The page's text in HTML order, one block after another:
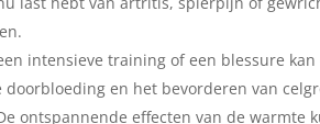
intensieve training of een blessure
en het bevorderen van
ontspannende effecten van de warmte